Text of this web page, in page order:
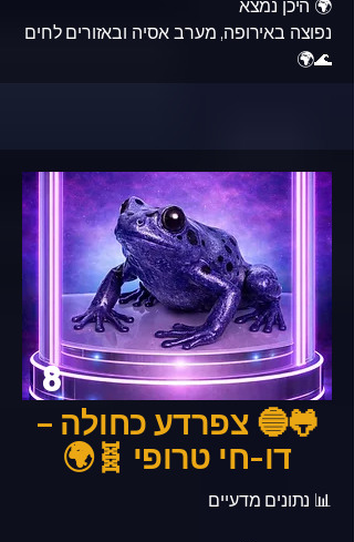
🌍 היכן נמצא
נפוצה באירופה, מערב אסיה ובאזורים לחים
🌊🌍
8
🐸🔵 צפרדע כחולה –
דו-חי טרופי 🧬🌍
📊 נתונים מדעיים